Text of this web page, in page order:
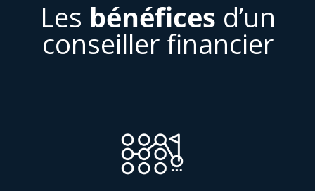
Les bénéfices d’un
conseiller financier